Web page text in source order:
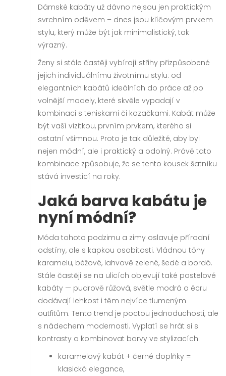
Dámské kabáty už dávno nejsou jen praktickým
svrchním oděvem – dnes jsou klíčovým prvkem
stylu, který může být jak minimalistický, tak
výrazný.
Ženy si stále častěji vybírají střihy přizpůsobené
jejich individuálnímu životnímu stylu: od
elegantních kabátů ideálních do práce až po
volnější modely, které skvěle vypadají v
kombinaci s teniskami či kozačkami. Kabát může
být vaší vizitkou, prvním prvkem, kterého si
ostatní všimnou. Proto je tak důležité, aby byl
nejen módní, ale i praktický a odolný. Právě tato
kombinace způsobuje, že se tento kousek šatníku
stává investicí na roky.
Jaká barva kabátu je
nyní módní?
Móda tohoto podzimu a zimy oslavuje přírodní
odstíny, ale s kapkou osobitosti. Vládnou tóny
karamelu, béžové, lahvově zelené, šedé a bordó.
Stále častěji se na ulicích objevují také pastelové
kabáty — pudrově růžová, světle modrá a écru
dodávají lehkost i těm nejvíce tlumeným
outfitům. Tento trend je poctou jednoduchosti, ale
s nádechem modernosti. Vyplatí se hrát si s
kontrasty a kombinovat barvy ve stylizacích:
karamelový kabát + černé doplňky =
klasická elegance,